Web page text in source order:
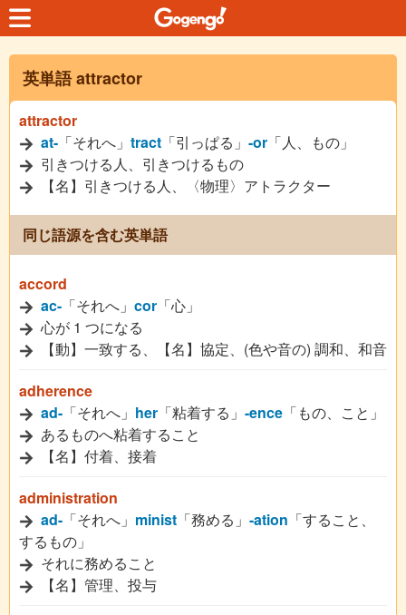
英単語 attractor
attractor
at- 「それへ」 tract 「引っぱる」 -or 「人、もの」
引きつける人、引きつけるもの
【名】引きつける人、〈物理〉アトラクター
同じ語源を含む英単語
accord
ac- 「それへ」 cor 「心」
心が 1 つになる
【動】一致する、【名】協定、(色や音の) 調和、和音
adherence
ad- 「それへ」 her 「粘着する」 -ence 「もの、こと」
あるものへ粘着すること
【名】付着、接着
administration
ad- 「それへ」 minist 「務める」 -ation 「すること、
するもの」
それに務めること
【名】管理、投与